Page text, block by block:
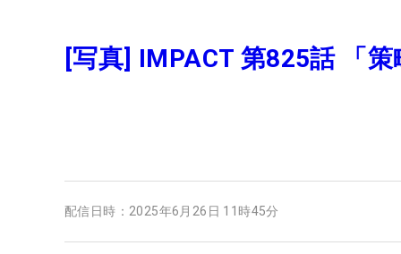
[写真] IMPACT 第825話 「策
配信日時： 2025年6月26日 11時45分